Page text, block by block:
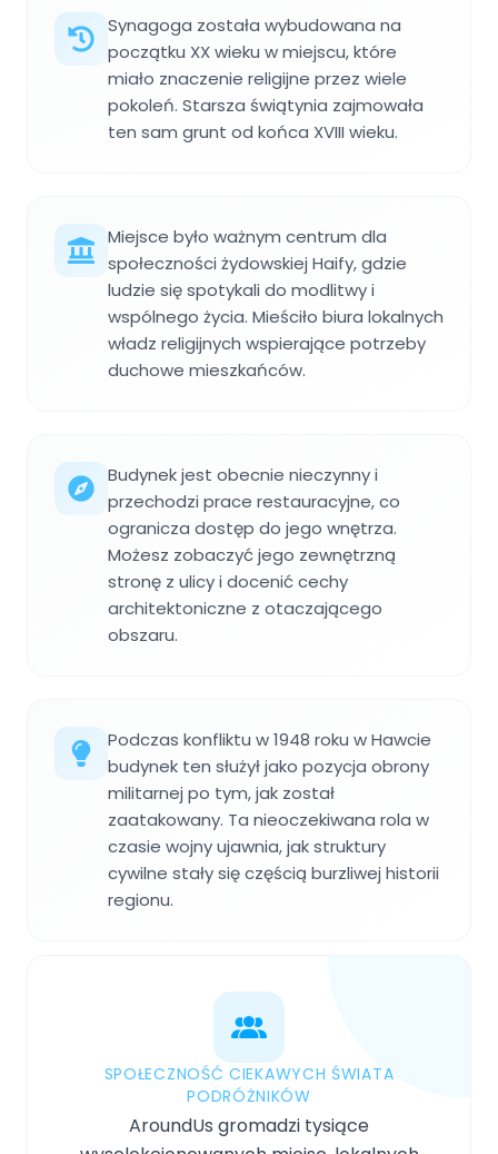
Synagoga została wybudowana na
początku XX wieku w miejscu, które
miało znaczenie religijne przez wiele
pokoleń. Starsza świątynia zajmowała
ten sam grunt od końca XVIII wieku.
Miejsce było ważnym centrum dla
społeczności żydowskiej Haify, gdzie
ludzie się spotykali do modlitwy i
wspólnego życia. Mieściło biura lokalnych
władz religijnych wspierające potrzeby
duchowe mieszkańców.
Budynek jest obecnie nieczynny i
przechodzi prace restauracyjne, co
ogranicza dostęp do jego wnętrza.
Możesz zobaczyć jego zewnętrzną
stronę z ulicy i docenić cechy
architektoniczne z otaczającego
obszaru.
Podczas konfliktu w 1948 roku w Hawcie
budynek ten służył jako pozycja obrony
militarnej po tym, jak został
zaatakowany. Ta nieoczekiwana rola w
czasie wojny ujawnia, jak struktury
cywilne stały się częścią burzliwej historii
regionu.
SPOŁECZNOŚĆ CIEKAWYCH ŚWIATA
PODRÓŻNIKÓW
AroundUs gromadzi tysiące